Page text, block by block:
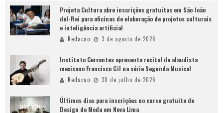
Projeta Cultura abre inscrições gratuitas em São João
del-Rei para oficinas de elaboração de projetos culturais
e inteligência artificial
Redacao 3 de agosto de 2026
Instituto Cervantes apresenta recital do alaudista
mexicano Francisco Gil na série Segunda Musical
Redacao 30 de julho de 2026
Últimos dias para inscrições no curso gratuito de
Design de Moda em Nova Lima